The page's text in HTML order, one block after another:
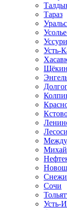
Тараз
Усть-
Сочи
Усть-